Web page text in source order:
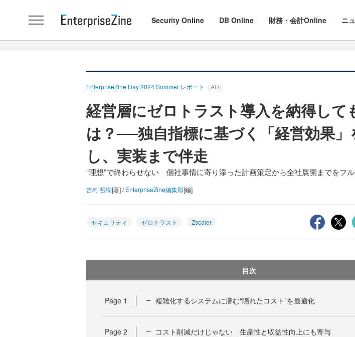
Security Online DB Online 財務・会計Online ニ
EnterpriseZine Day 2024 Summer レポート （AD）
経営層にゼロトラスト導入を納得して
は？──独自指標に基づく「経営効果」
し、実装まで伴走
“理想”で終わらせない 個社事情に寄り添った計画策定から全社展開までをフ
吉村 哲樹[著] /EnterpriseZine編集部[編]
セキュリティ ゼロトラスト Zscaler
目次
Page 1 複雑化するシステムに潜む“隠れたコスト”を最適化
Page 2 コスト削減だけじゃない 生産性と収益性向上にも寄与